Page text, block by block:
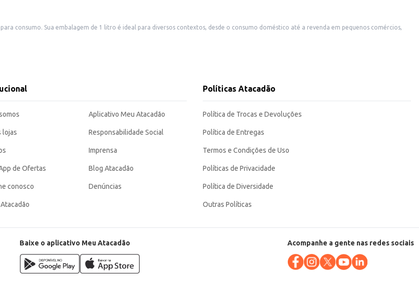
em pequenos comércios,
atendendo tanto às necessidades de consumidores domésticos quanto às demandas de estabelecimentos comerciais que buscam produtos de
bom rendimento e facilita o manuseio.
lojas
de Ofertas
conosco
Aplicativo Meu Atacadão
Responsabilidade Social
Imprensa
Blog Atacadão
Denúncias
Políticas Atacadão
Política de Trocas e Devoluções
Política de Entregas
Termos e Condições de Uso
Políticas de Privacidade
Política de Diversidade
Outras Políticas
Baixe o aplicativo Meu Atacadão Acompanhe a gente nas redes sociais